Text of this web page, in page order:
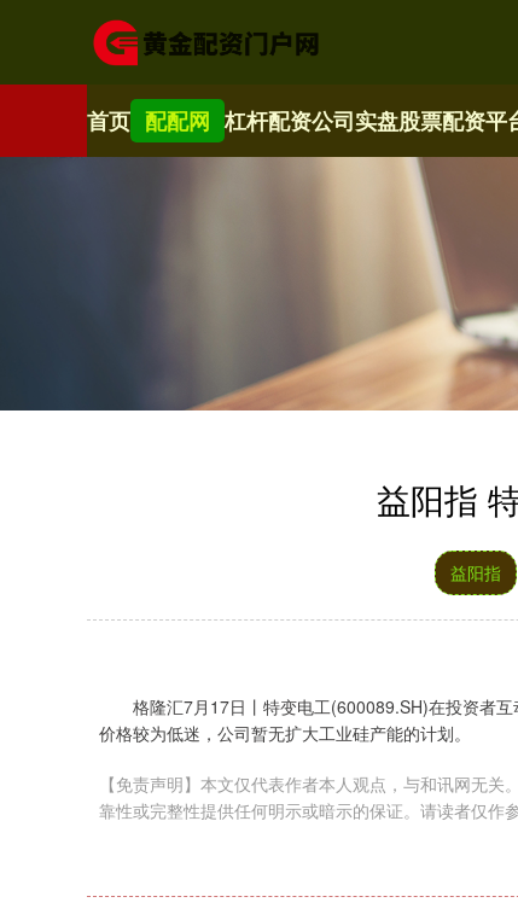
首页 配配网 杠杆配资公司实盘股票配资平
益阳指
益阳指
格隆汇7月17日丨特变电工(600089.SH)在投资者
价格较为低迷，公司暂无扩大工业硅产能的计划。
【免责声明】本文仅代表作者本人观点，与和讯网无
靠性或完整性提供任何明示或暗示的保证。请读者仅